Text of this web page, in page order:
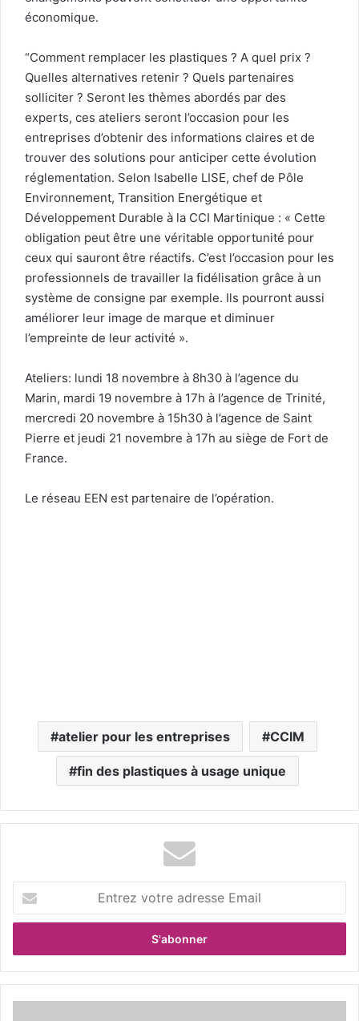
économique.
“Comment remplacer les plastiques ? A quel prix ?
Quelles alternatives retenir ? Quels partenaires
solliciter ? Seront les thèmes abordés par des
experts, ces ateliers seront l’occasion pour les
entreprises d’obtenir des informations claires et de
trouver des solutions pour anticiper cette évolution
réglementation. Selon Isabelle LISE, chef de Pôle
Environnement, Transition Energétique et
Développement Durable à la CCI Martinique : « Cette
obligation peut être une véritable opportunité pour
ceux qui sauront être réactifs. C’est l’occasion pour les
professionnels de travailler la fidélisation grâce à un
système de consigne par exemple. Ils pourront aussi
améliorer leur image de marque et diminuer
l’empreinte de leur activité ».
Ateliers: lundi 18 novembre à 8h30 à l’agence du
Marin, mardi 19 novembre à 17h à l’agence de Trinité,
mercredi 20 novembre à 15h30 à l’agence de Saint
Pierre et jeudi 21 novembre à 17h au siège de Fort de
France.
Le réseau EEN est partenaire de l’opération.
atelier pour les entreprises CCIM
fin des plastiques à usage unique
t
e
z